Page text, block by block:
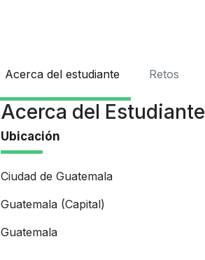
Acerca del estudiante Retos
Acerca del Estudiante
Ubicación
Ciudad de Guatemala
Guatemala (Capital)
Guatemala